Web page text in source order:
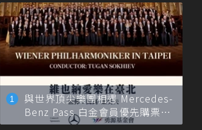
與世界頂尖樂團相遇 Mercedes-
Benz Pass 白金會員優先購票維
也納愛樂